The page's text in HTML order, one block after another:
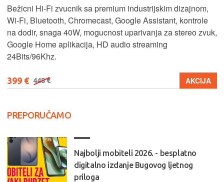
Bežicni Hi-Fi zvucnik sa premium industrijskim dizajnom,
Wi-Fi, Bluetooth, Chromecast, Google Assistant, kontrole
na dodir, snaga 40W, mogucnost uparivanja za stereo zvuk,
Google Home aplikacija, HD audio streaming
24Bits/96Khz.
399 € 448 € AKCIJA
PREPORUČAMO
Najbolji mobiteli 2026. - besplatno
digitalno izdanje Bugovog ljetnog
priloga